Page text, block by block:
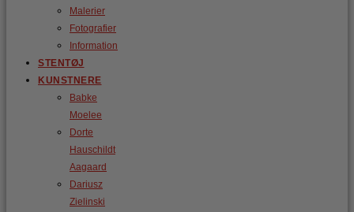
Malerier
Fotografier
Information
STENTØJ
KUNSTNERE
Babke
Moelee
Dorte
Hauschildt
Aagaard
Dariusz
Zielinski